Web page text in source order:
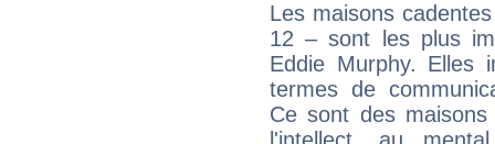
Les maisons
12 – sont les plus
Eddie Murphy. Elles
termes de
Ce sont des